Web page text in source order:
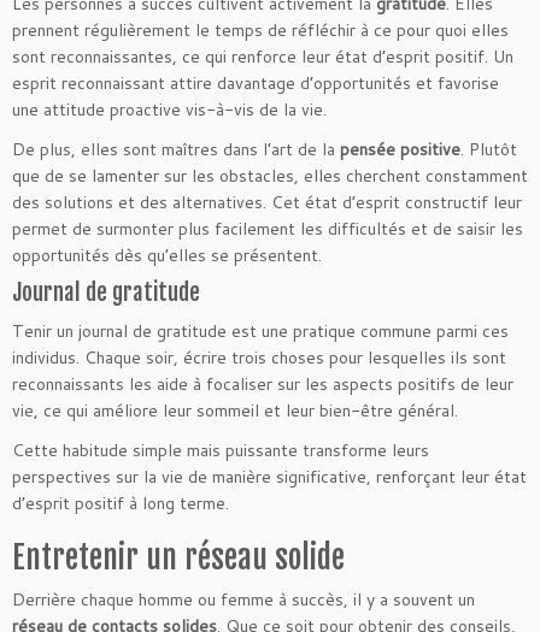
prennent régulièrement le temps de réfléchir à ce pour quoi elles
sont reconnaissantes, ce qui renforce leur état d’esprit positif. Un
esprit reconnaissant attire davantage d’opportunités et favorise
une attitude proactive vis-à-vis de la vie.
De plus, elles sont maîtres dans l’art de la pensée positive. Plutôt
que de se lamenter sur les obstacles, elles cherchent constamment
des solutions et des alternatives. Cet état d’esprit constructif leur
permet de surmonter plus facilement les difficultés et de saisir les
opportunités dès qu’elles se présentent.
Journal de gratitude
Tenir un journal de gratitude est une pratique commune parmi ces
individus. Chaque soir, écrire trois choses pour lesquelles ils sont
reconnaissants les aide à focaliser sur les aspects positifs de leur
vie, ce qui améliore leur sommeil et leur bien-être général.
Cette habitude simple mais puissante transforme leurs
perspectives sur la vie de manière significative, renforçant leur état
d’esprit positif à long terme.
Entretenir un réseau solide
Derrière chaque homme ou femme à succès, il y a souvent un
réseau de contacts solides. Que ce soit pour obtenir des conseils,